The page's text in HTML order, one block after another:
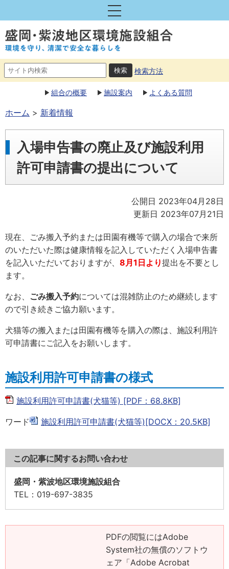
検索方法
組合の概要 施設案内 よくある質問
ホーム 新着情報
入場申告書の廃止及び施設利用
許可申請書の提出について
公開日 2023年04月28日
更新日 2023年07月21日
現在、ごみ搬入予約または田園有機等で購入の場合で来所
のいただいた際は健康情報を記入していただく入場申告書
を記入いただいておりますが、 8月1日より提出を不要とし
ます。
なお、 ごみ搬入予約については混雑防止のため継続します
ので引き続きご協力願います。
犬猫等の搬入または田園有機等を購入の際は、施設利用許
可申請書にご記入をお願いします。
施設利用許可申請書の様式
施設利用許可申請書(犬猫等) [PDF：68.8KB]
ワード 施設利用許可申請書(犬猫等)[DOCX：20.5KB]
この記事に関するお問い合わせ
盛岡・紫波地区環境施設組合
TEL ：019-697-3835
PDFの閲覧にはAdobe
System社の無償のソフトウ
ェア「Adobe Acrobat